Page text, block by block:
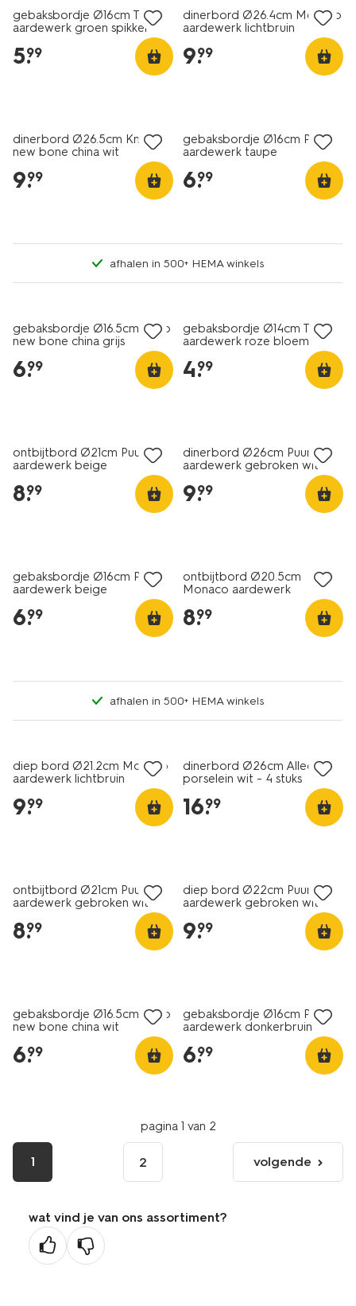
gebaksbordje Ø16cm Trend
aardewerk groen spikkel
5.
99
dinerbord Ø26.4cm Monaco
aardewerk lichtbruin
9.
99
dinerbord Ø26.5cm Knap
new bone china wit
9.
99
gebaksbordje Ø16cm Puur
aardewerk taupe
6.
99
afhalen in 500+ HEMA winkels
gebaksbordje Ø16.5cm Knap
new bone china grijs
6.
99
gebaksbordje Ø14cm Trend
aardewerk roze bloem
4.
99
ontbijtbord Ø21cm Puur
aardewerk beige
8.
99
dinerbord Ø26cm Puur
aardewerk gebroken wit
9.
99
gebaksbordje Ø16cm Puur
aardewerk beige
6.
99
ontbijtbord Ø20.5cm
Monaco aardewerk
8.
99
afhalen in 500+ HEMA winkels
diep bord Ø21.2cm Monaco
aardewerk lichtbruin
9.
99
dinerbord Ø26cm Alledag
porselein wit - 4 stuks
16.
99
ontbijtbord Ø21cm Puur
aardewerk gebroken wit
8.
99
diep bord Ø22cm Puur
aardewerk gebroken wit
9.
99
gebaksbordje Ø16.5cm Knap
new bone china wit
6.
99
gebaksbordje Ø16cm Puur
aardewerk donkerbruin
6.
99
pagina 1 van 2
1 2
volgende
pagina
volgende
wat vind je van ons assortiment?